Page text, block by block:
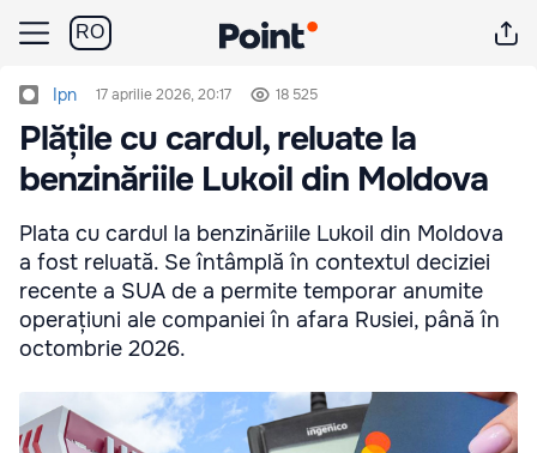
RO
Ipn 17 aprilie 2026, 20:17 18 525
Plățile cu cardul, reluate la
benzinăriile Lukoil din Moldova
Plata cu cardul la benzinăriile Lukoil din Moldova
a fost reluată. Se întâmplă în contextul deciziei
recente a SUA de a permite temporar anumite
operațiuni ale companiei în afara Rusiei, până în
octombrie 2026.